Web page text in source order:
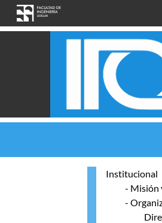
Pasar al contenido principal
Institucional
- Misión
-